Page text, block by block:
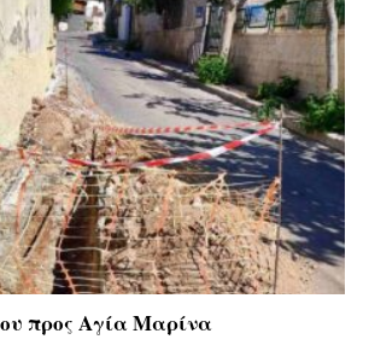
προς Αγία Μαρίνα